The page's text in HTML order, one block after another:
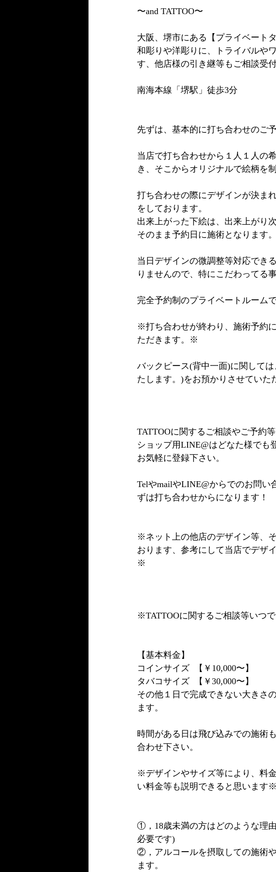
〜and TATTOO〜
大阪、堺市にある【プライベート
和彫りや洋彫りに、トライバルや
す、他店様の引き継等もご相談受
南海本線「堺駅」徒歩3分
先ずは、基本的に打ち合わせのご
当店で打ち合わせから１人１人の
き、そこからオリジナルで絵柄を
打ち合わせの際にデザインが決ま
をしております。
出来上がった下絵は、出来上がり
そのまま予約日に施術となります。
当日デザインの微調整等対応でき
りませんので、特にこだわってる
完全予約制のプライベートルーム
※打ち合わせが終わり、施術予約
ただきます。※
バックピース(背中一面)に関して
たします。)をお預かりさせていた
TATTOOに関するご相談やご予約
ショップ用LINE@はどなた様でも
お気軽に登録下さい。
TelやmailやLINE@からでのお問
ずは打ち合わせからになります！
※ネット上の他店のデザイン等、
おります、参考にして当店でデザ
※
※TATTOOに関するご相談等いつ
【基本料金】
コインサイズ  【￥10,000〜】
タバコサイズ  【￥30,000〜】
その他１日で完成できない大きさ
ます。
時間がある日は飛び込みでの施術
合わせ下さい。
※デザインやサイズ等により、料
い料金等も説明できると思います※
①，18歳未満の方はどのような理
必要です)
②，アルコールを摂取しての施術
ます。